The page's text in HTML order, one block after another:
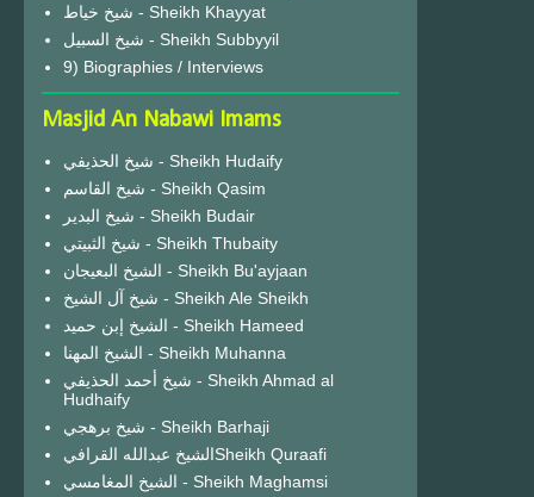
شيخ خياط - Sheikh Khayyat
شيخ السبيل - Sheikh Subbyyil
9) Biographies / Interviews
Masjid An Nabawi Imams
شيخ الحذيفي - Sheikh Hudaify
شيخ القاسم - Sheikh Qasim
شيخ البدير - Sheikh Budair
شيخ الثبيتي - Sheikh Thubaity
الشيخ البعيجان - Sheikh Bu'ayjaan
شيخ آل الشيخ - Sheikh Ale Sheikh
الشيخ إبن حميد - Sheikh Hameed
الشيخ المهنا - Sheikh Muhanna
شيخ أحمد الحذيفي - Sheikh Ahmad al
Hudhaify
شيخ برهجي - Sheikh Barhaji
الشيخ عبدالله القرافيSheikh Quraafi
الشيخ المغامسي - Sheikh Maghamsi